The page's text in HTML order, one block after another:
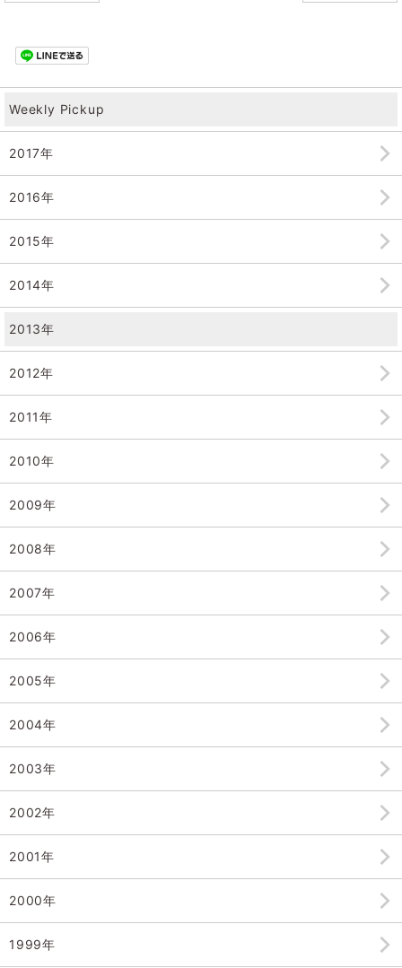
Weekly Pickup
2017年
2016年
2015年
2014年
2013年
2012年
2011年
2010年
2009年
2008年
2007年
2006年
2005年
2004年
2003年
2002年
2001年
2000年
1999年